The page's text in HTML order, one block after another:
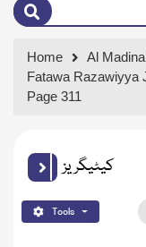
Home
Al
Fatawa Razawiyya
Page 311
کیٹیگریز
Tools